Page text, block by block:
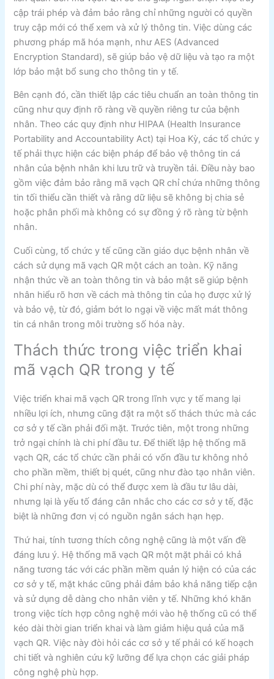
cập trái phép và đảm bảo rằng chỉ những người có quyền
truy cập mới có thể xem và xử lý thông tin. Việc dùng các
phương pháp mã hóa mạnh, như AES (Advanced
Encryption Standard), sẽ giúp bảo vệ dữ liệu và tạo ra một
lớp bảo mật bổ sung cho thông tin y tế.
Bên cạnh đó, cần thiết lập các tiêu chuẩn an toàn thông tin
cũng như quy định rõ ràng về quyền riêng tư của bệnh
nhân. Theo các quy định như HIPAA (Health Insurance
Portability and Accountability Act) tại Hoa Kỳ, các tổ chức y
tế phải thực hiện các biện pháp để bảo vệ thông tin cá
nhân của bệnh nhân khi lưu trữ và truyền tải. Điều này bao
gồm việc đảm bảo rằng mã vạch QR chỉ chứa những thông
tin tối thiểu cần thiết và rằng dữ liệu sẽ không bị chia sẻ
hoặc phân phối mà không có sự đồng ý rõ ràng từ bệnh
nhân.
Cuối cùng, tổ chức y tế cũng cần giáo dục bệnh nhân về
cách sử dụng mã vạch QR một cách an toàn. Kỹ năng
nhận thức về an toàn thông tin và bảo mật sẽ giúp bệnh
nhân hiểu rõ hơn về cách mà thông tin của họ được xử lý
và bảo vệ, từ đó, giảm bớt lo ngại về việc mất mát thông
tin cá nhân trong môi trường số hóa này.
Thách thức trong việc triển khai
mã vạch QR trong y tế
Việc triển khai mã vạch QR trong lĩnh vực y tế mang lại
nhiều lợi ích, nhưng cũng đặt ra một số thách thức mà các
cơ sở y tế cần phải đối mặt. Trước tiên, một trong những
trở ngại chính là chi phí đầu tư. Để thiết lập hệ thống mã
vạch QR, các tổ chức cần phải có vốn đầu tư không nhỏ
cho phần mềm, thiết bị quét, cũng như đào tạo nhân viên.
Chi phí này, mặc dù có thể được xem là đầu tư lâu dài,
nhưng lại là yếu tố đáng cân nhắc cho các cơ sở y tế, đặc
biệt là những đơn vị có nguồn ngân sách hạn hẹp.
Thứ hai, tính tương thích công nghệ cũng là một vấn đề
đáng lưu ý. Hệ thống mã vạch QR một mặt phải có khả
năng tương tác với các phần mềm quản lý hiện có của các
cơ sở y tế, mặt khác cũng phải đảm bảo khả năng tiếp cận
và sử dụng dễ dàng cho nhân viên y tế. Những khó khăn
trong việc tích hợp công nghệ mới vào hệ thống cũ có thể
kéo dài thời gian triển khai và làm giảm hiệu quả của mã
vạch QR. Việc này đòi hỏi các cơ sở y tế phải có kế hoạch
chi tiết và nghiên cứu kỹ lưỡng để lựa chọn các giải pháp
công nghệ phù hợp.